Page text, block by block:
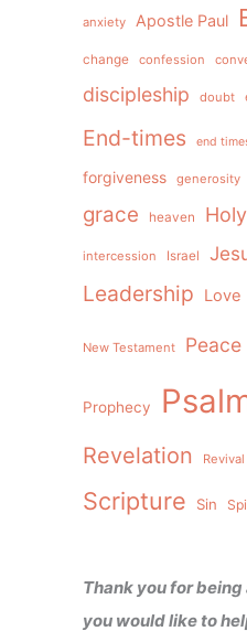
anxiety Apostle Paul
change confession
discipleship doubt
End-times end
forgiveness generosity
grace heaven
intercession Israel
Leadership Love
New Testament Peace
Prophecy
Revelation Revival
Scripture Sin
Thank you for
you would like to